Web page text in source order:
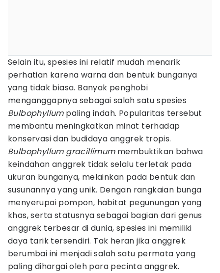
Selain itu, spesies ini relatif mudah menarik
perhatian karena warna dan bentuk bunganya
yang tidak biasa. Banyak penghobi
menganggapnya sebagai salah satu spesies
Bulbophyllum paling indah. Popularitas tersebut
membantu meningkatkan minat terhadap
konservasi dan budidaya anggrek tropis.
Bulbophyllum gracillimum membuktikan bahwa
keindahan anggrek tidak selalu terletak pada
ukuran bunganya, melainkan pada bentuk dan
susunannya yang unik. Dengan rangkaian bunga
menyerupai pompon, habitat pegunungan yang
khas, serta statusnya sebagai bagian dari genus
anggrek terbesar di dunia, spesies ini memiliki
daya tarik tersendiri. Tak heran jika anggrek
berumbai ini menjadi salah satu permata yang
paling dihargai oleh para pecinta anggrek.